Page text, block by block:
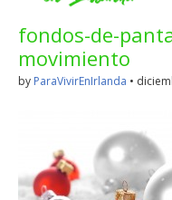
en
Irlanda
Blog dedicado a los que
Irlanda!
fondos-de-
movimiento
by ParaVivirEnIrlanda •